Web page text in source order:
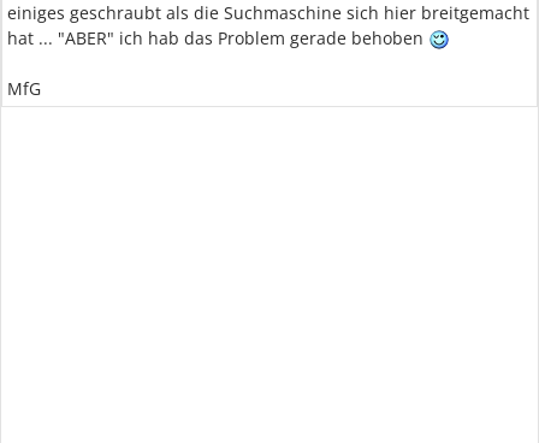
einiges geschraubt als die Suchmaschine sich hier breitgemacht
hat ... "ABER" ich hab das Problem gerade behoben
MfG